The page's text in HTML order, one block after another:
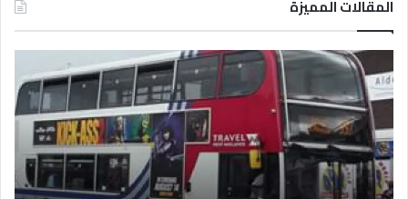
المقالات المميزة
د
ي
ل
ا
ل
ف
ن